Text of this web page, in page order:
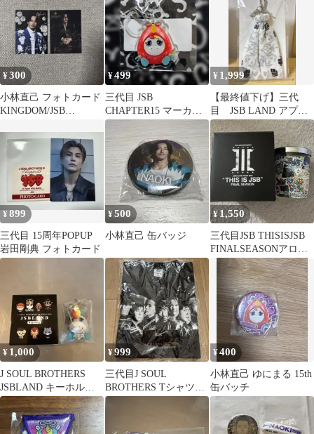
¥300
小林直己 フォトカード
KINGDOM/JSB
¥499
三代目 JSB
CHAPTER15 マーカー
チャーム 小林直己 ゆに
¥ 1,999
【最終値下げ】三代
目 JSB LAND アプグ
レ バンダナキーホル
ダー
¥899
三代目 15周年POPUP
岩田剛典 フォトカード
¥500
小林直己 缶バッジ
¥1,550
三代目JSB THISISJSB
FINALSEASONアロマ
キャンドル
¥ 1,000
J SOUL BROTHERS
JSBLAND キーホルダ
ー小林直己ゆにまる
¥999
三代目J SOUL
BROTHERS Tシャツ
PERFECT LIVE
¥400
小林直己 ゆにまる 15th
缶バッチ